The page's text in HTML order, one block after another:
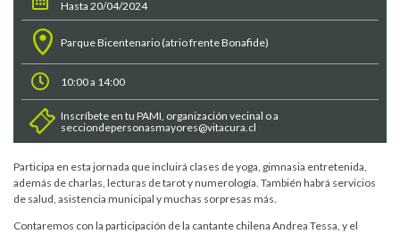
Hasta 20/04/2024
Parque Bicentenario (atrio frente Bonafide)
10:00 a 14:00
Inscríbete en tu PAMI, organización vecinal o a
secciondepersonasmayores@vitacura.cl
Participa en esta jornada que incluirá clases de yoga, gimnasia entretenida,
además de charlas, lecturas de tarot y numerología. También habrá servicios
de salud, asistencia municipal y muchas sorpresas más.
Contaremos con la participación de la cantante chilena Andrea Tessa, y el